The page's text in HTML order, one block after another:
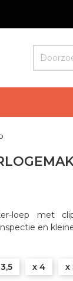
loep met
en
x 4 x